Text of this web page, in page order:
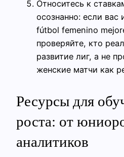
Относитесь к
осознанно: если вас
fútbol femenino
проверяйте, кто
развитие лиг, а не
женские матчи как
Ресурсы для
роста: от
аналитиков